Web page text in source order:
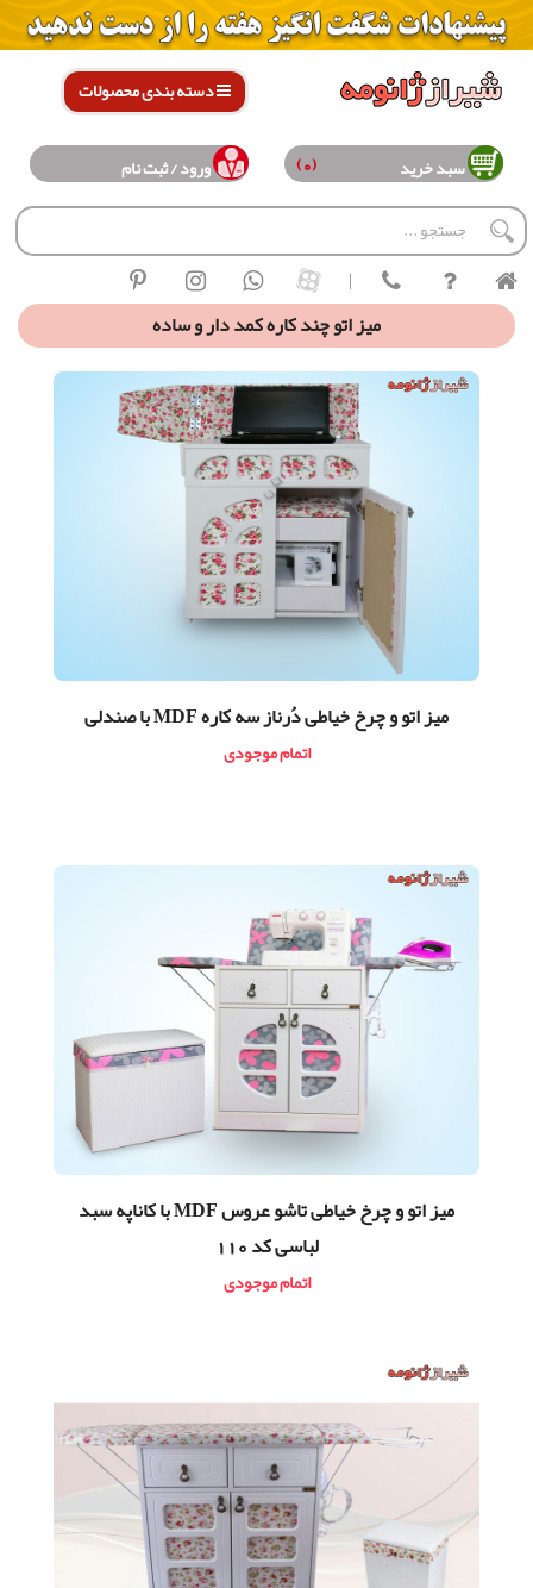
دسته بندی محصولات
سبد خرید (0) ورود / ثبت نام
|
ميز اتو چند کاره کمد دار و ساده
ميز اتو و چرخ خیاطی دُرناز سه کاره MDF با صندلی
اتمام موجودی
ميز اتو و چرخ خیاطی تاشو عروس MDF با کاناپه سبد
لباسی کد 110
اتمام موجودی